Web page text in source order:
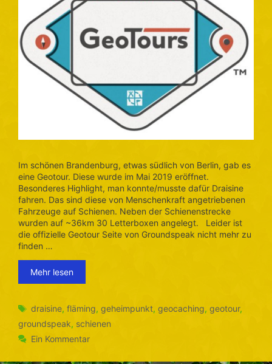
Im schönen Brandenburg, etwas südlich von Berlin, gab es
eine Geotour. Diese wurde im Mai 2019 eröffnet.
Besonderes Highlight, man konnte/musste dafür Draisine
fahren. Das sind diese von Menschenkraft angetriebenen
Fahrzeuge auf Schienen. Neben der Schienenstrecke
wurden auf ~36km 30 Letterboxen angelegt. Leider ist
die offizielle Geotour Seite von Groundspeak nicht mehr zu
finden …
Mehr lesen
Schlagwörter
draisine,fläming,geheimpunkt,geocaching,geotour,
groundspeak, schienen
Ein Kommentar